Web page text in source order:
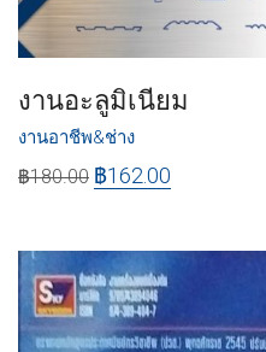
งานอะลูมิเนียม
งานอาชีพ&ช่าง
฿180.00 ฿162.00